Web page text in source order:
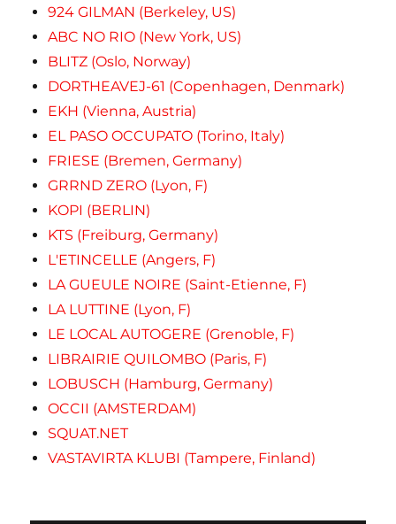
924 GILMAN (Berkeley, US)
ABC NO RIO (New York, US)
BLITZ (Oslo, Norway)
DORTHEAVEJ-61 (Copenhagen, Denmark)
EKH (Vienna, Austria)
EL PASO OCCUPATO (Torino, Italy)
FRIESE (Bremen, Germany)
GRRND ZERO (Lyon, F)
KOPI (BERLIN)
KTS (Freiburg, Germany)
L'ETINCELLE (Angers, F)
LA GUEULE NOIRE (Saint-Etienne, F)
LA LUTTINE (Lyon, F)
LE LOCAL AUTOGERE (Grenoble, F)
LIBRAIRIE QUILOMBO (Paris, F)
LOBUSCH (Hamburg, Germany)
OCCII (AMSTERDAM)
SQUAT.NET
VASTAVIRTA KLUBI (Tampere, Finland)